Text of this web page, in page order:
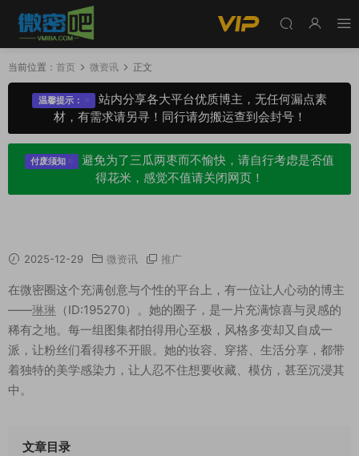
当前位置： 首页 微资讯 正文
温馨提示：
站内分享各大平台优质博主，无任何漏点素
材，有需求请另寻！同行请勿搬运查到会封号！
付废须知
避免为了三瓜两枣而不愉快，请自行考虑是否值
得花米，感觉不值请关闭网页！
2025-12-29 微资讯 推广
在微密圈这个充满创意与个性的平台上，有一位让人心动的博主
——琳琳 （ID:195270）。她的圈子，是一片充满惊喜与灵感的
稀有之地。每一组图集都拍得用心至极，风格多变却又自成一
派，让粉丝们看得移不开眼。她的妆容、穿搭、生活分享，都带
着独特的美学感染力，让人忍不住想要收藏、模仿，甚至沉浸其
中。
文章目录